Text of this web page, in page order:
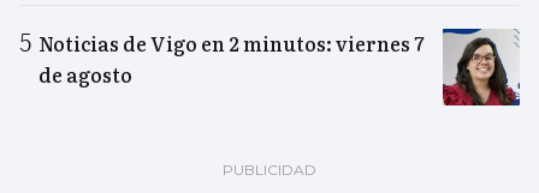
Noticias de Vigo en 2 minutos: viernes 7
de agosto